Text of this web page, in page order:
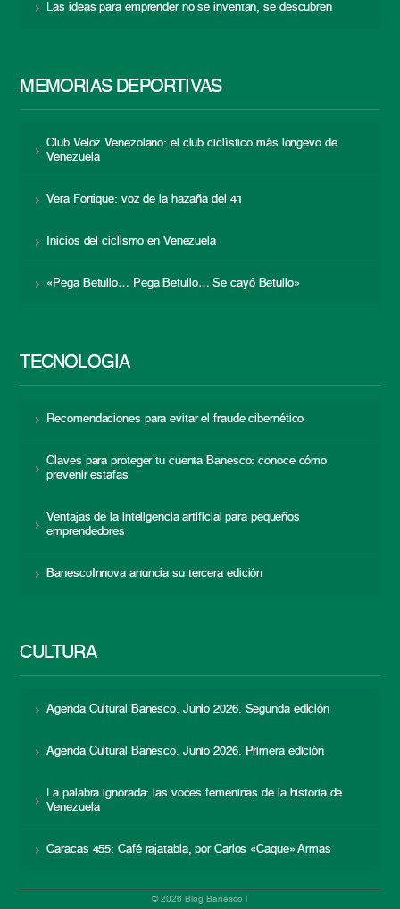
Las ideas para emprender no se inventan, se descubren
MEMORIAS DEPORTIVAS
Club Veloz Venezolano: el club ciclístico más longevo de
Venezuela
Vera Fortique: voz de la hazaña del 41
Inicios del ciclismo en Venezuela
«Pega Betulio… Pega Betulio… Se cayó Betulio»
TECNOLOGÍA
Recomendaciones para evitar el fraude cibernético
Claves para proteger tu cuenta Banesco: conoce cómo
prevenir estafas
Ventajas de la inteligencia artificial para pequeños
emprendedores
BanescoInnova anuncia su tercera edición
CULTURA
Agenda Cultural Banesco. Junio 2026. Segunda edición
Agenda Cultural Banesco. Junio 2026. Primera edición
La palabra ignorada: las voces femeninas de la historia de
Venezuela
Caracas 455: Café rajatabla, por Carlos «Caque» Armas
© 2026 Blog Banesco |